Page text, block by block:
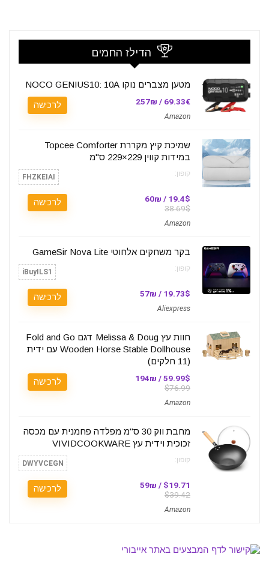
הדילז החמים
מטען מצברים נוקו NOCO GENIUS10: 10A
69.33€ / 257₪
Amazon
לרכישה
שמיכת קיץ מקררת Topcee Comforter
במידות קווין 229×229 ס"מ
קופון: FHZKEIAI
19.4$ / 60₪
38.69$
Amazon
לרכישה
בקר משחקים אלחוטי GameSir Nova Lite
קופון: iBuyILS1
19.73$ / 57₪
Aliexpress
לרכישה
חוות עץ Melissa & Doug דגם Fold and Go
Wooden Horse Stable Dollhouse עם ידית
(11 חלקים)
59.99$ / 194₪
$76.99
Amazon
לרכישה
מחבת ווק 30 ס"מ מפלדה פחמנית עם מכסה
זכוכית וידית עץ VIVIDCOOKWARE
קופון: DWYVCEGN
$19.71 / 59₪
$39.42
Amazon
לרכישה